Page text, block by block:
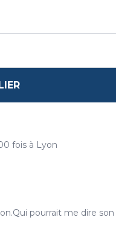
fois à Lyon
pourrait me dire son